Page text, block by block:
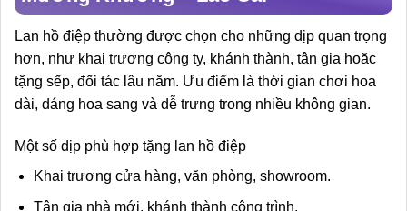
Lan hồ điệp thường được chọn cho những dịp quan trọng
hơn, như khai trương công ty, khánh thành, tân gia hoặc
tặng sếp, đối tác lâu năm. Ưu điểm là thời gian chơi hoa
dài, dáng hoa sang và dễ trưng trong nhiều không gian.
Một số dịp phù hợp tặng lan hồ điệp
Khai trương cửa hàng, văn phòng, showroom.
Tân gia nhà mới, khánh thành công trình.